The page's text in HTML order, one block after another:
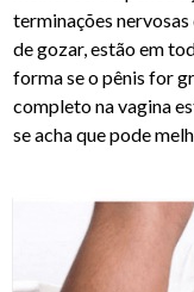
terminações
de gozar, estão em
forma se o pênis for
completo na vagina
se acha que pode